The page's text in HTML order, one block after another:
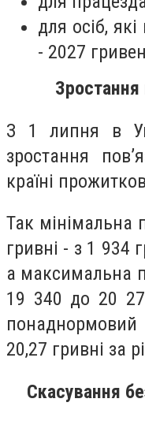
для осіб,
- 2027
Зростання
З 1 липня в
зростання
країні
Так мінімальна
гривні - з 1 934
а максимальна
19 340 до 20
20,27 гривні за
Скасування